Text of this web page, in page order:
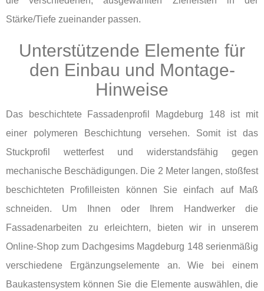
Stärke/Tiefe zueinander passen.
Unterstützende Elemente für
den Einbau und Montage-
Hinweise
Das beschichtete Fassadenprofil Magdeburg 148 ist mit
einer polymeren Beschichtung versehen. Somit ist das
Stuckprofil wetterfest und widerstandsfähig gegen
mechanische Beschädigungen. Die 2 Meter langen, stoßfest
beschichteten Profilleisten können Sie einfach auf Maß
schneiden. Um Ihnen oder Ihrem Handwerker die
Fassadenarbeiten zu erleichtern, bieten wir in unserem
Online-Shop zum Dachgesims Magdeburg 148 serienmäßig
verschiedene Ergänzungselemente an. Wie bei einem
Baukastensystem können Sie die Elemente auswählen, die